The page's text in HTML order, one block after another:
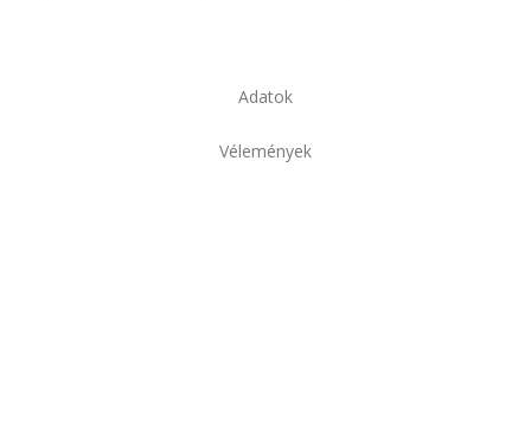
Adatok
Vélemények